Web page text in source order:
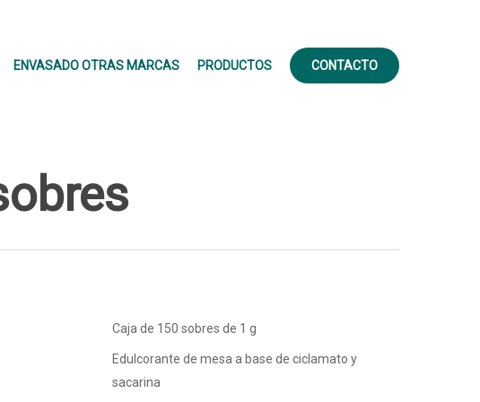
ENVASADO OTRAS MARCAS PRODUCTOS CONTACTO
Caja de 150 sobres de 1 g
Edulcorante de mesa a base de ciclamato y
sacarina